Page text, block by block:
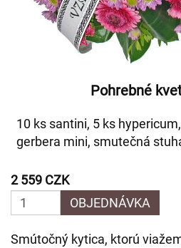
Pohrebné
10 ks santini, 5 ks
gerbera mini, smutečná
2 559 CZK
OBJEDNÁVKA
Smútočný kytica, ktorú